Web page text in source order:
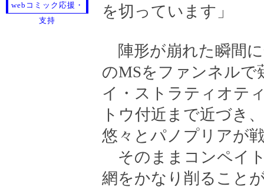
を切っています」
陣形が崩れた瞬間
のMSをファンネル
イ・ストラティオテ
トウ付近まで近づき
悠々とパノプリアが
そのままコンペイ
網をかなり削ること
webコミック応援・
支持